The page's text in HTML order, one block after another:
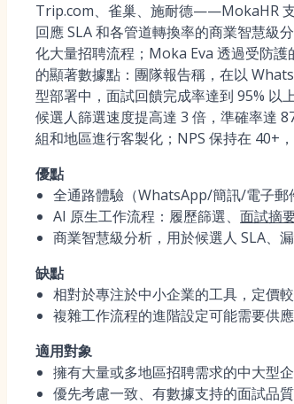
Trip.com、雀巢、施耐德——MokaHR 支
回應 SLA 和各管道轉換率的商業智慧級
化大量招聘流程；Moka Eva 透過受防護
的顯著數據點：團隊報告稱，在以
型部署中，面試回饋完成率達到 95%
候選人篩選速度提高達 3 倍，準確率達
組和地區進行客製化；NPS 保持在 40+
優點
全通路體驗（WhatsApp/簡訊/電子郵
AI 原生工作流程：履歷篩選、 面試摘
商業智慧級分析，用於候選人 SLA、
缺點
相對於專注於中小企業的工具，定價
複雜工作流程的進階設定可能需要供
適用對象
擁有大量或多地區招聘需求的中大型
優先考慮一致、有數據支持的面試品